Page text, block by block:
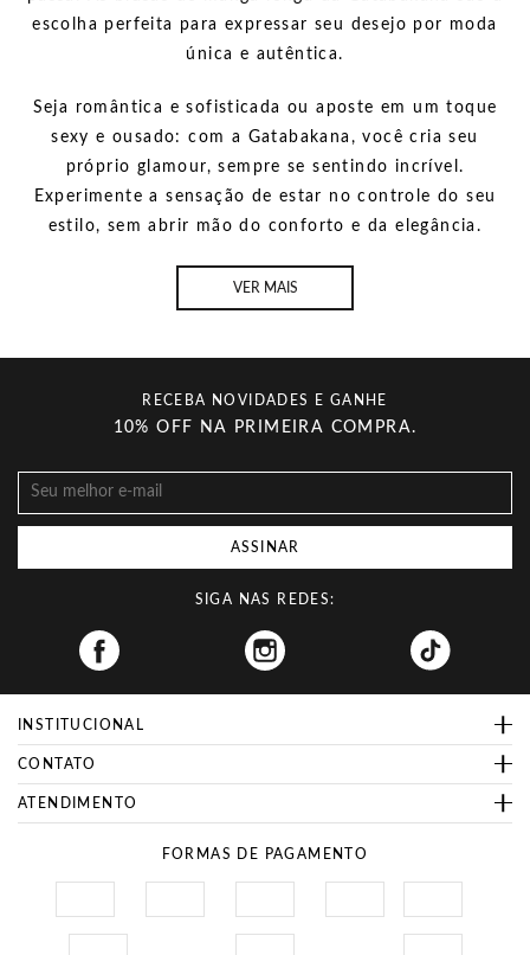
escolha perfeita para expressar seu desejo por moda
única e autêntica.
Seja romântica e sofisticada ou aposte em um toque
sexy e ousado: com a Gatabakana, você cria seu
próprio glamour, sempre se sentindo incrível.
Experimente a sensação de estar no controle do seu
estilo, sem abrir mão do conforto e da elegância.
VER MAIS
RECEBA NOVIDADES E GANHE
10% OFF NA PRIMEIRA COMPRA.
ASSINAR
SIGA NAS REDES:
Facebook
INSTITUCIONAL
CONTATO
ATENDIMENTO
FORMAS DE PAGAMENTO